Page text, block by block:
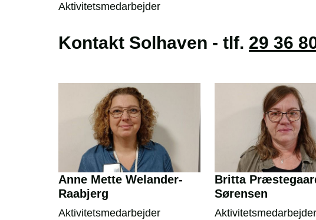
Aktivitetsmedarbejder
Kontakt Solhaven - tlf. 29 36
Anne Mette Welander-
Raabjerg
Aktivitetsmedarbejder
Britta
Sørensen
Aktivitetsmedarbejder